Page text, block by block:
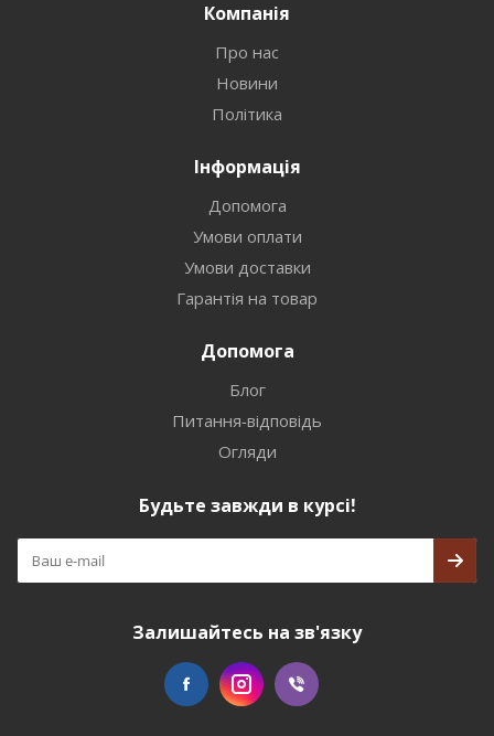
Компанія
Про нас
Новини
Політика
Інформація
Допомога
Умови оплати
Умови доставки
Гарантія на товар
Допомога
Блог
Питання-відповідь
Огляди
Будьте завжди в курсі!
Залишайтесь на зв'язку